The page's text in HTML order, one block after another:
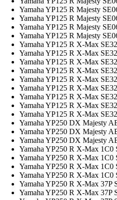
Yamaha YP125 R Majesty
Yamaha YP125 R Majesty
Yamaha YP125 R Majesty
Yamaha YP125 R Majesty
Yamaha YP125 R X-Max
Yamaha YP125 R X-Max
Yamaha YP125 R X-Max
Yamaha YP125 R X-Max
Yamaha YP125 R X-Max
Yamaha YP125 R X-Max
Yamaha YP125 R X-Max
Yamaha YP125 R X-Max
Yamaha YP125 R X-Max
Yamaha YP250 DX Majesty
Yamaha YP250 DX Majesty
Yamaha YP250 DX Majesty
Yamaha YP250 R X-Max 1C0
Yamaha YP250 R X-Max 1C0
Yamaha YP250 R X-Max 1C0
Yamaha YP250 R X-Max 1C0
Yamaha YP250 R X-Max 37P
Yamaha YP250 R X-Max 37P